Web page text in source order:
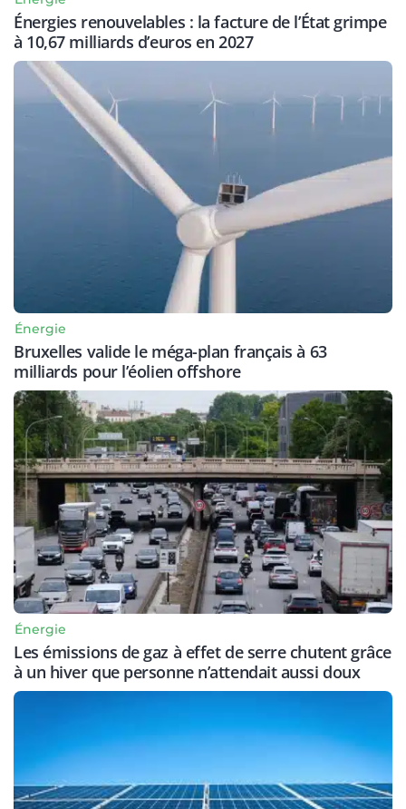
Énergies renouvelables : la facture de l’État grimpe
à 10,67 milliards d’euros en 2027
Énergie
Bruxelles valide le méga-plan français à 63
milliards pour l’éolien offshore
Énergie
Les émissions de gaz à effet de serre chutent grâce
à un hiver que personne n’attendait aussi doux